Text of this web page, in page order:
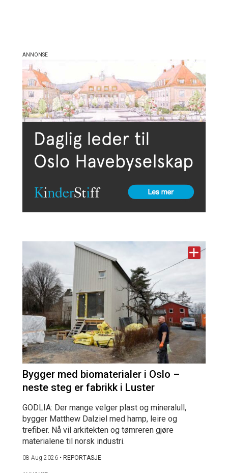
Bygger med biomaterialer i Oslo –
neste steg er fabrikk i Luster
GODLIA: Der mange velger plast og mineralull,
bygger Matthew Dalziel med hamp, leire og
trefiber. Nå vil arkitekten og tømreren gjøre
materialene til norsk industri.
08 Aug 2026 • REPORTASJE